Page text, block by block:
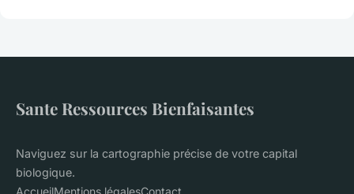
Sante Ressources Bienfaisantes
Naviguez sur la cartographie précise de votre capital
biologique.